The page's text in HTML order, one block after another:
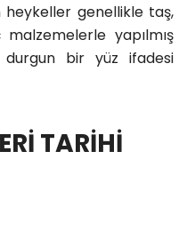
heykeller genellikle taş,
yapılmış
durgun bir yüz ifadesi
TARİHİ